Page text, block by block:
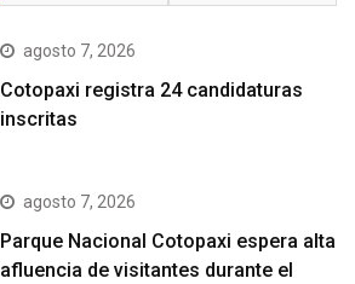
agosto 7, 2026
Cotopaxi registra 24 candidaturas
inscritas
agosto 7, 2026
Parque Nacional Cotopaxi espera alta
afluencia de visitantes durante el